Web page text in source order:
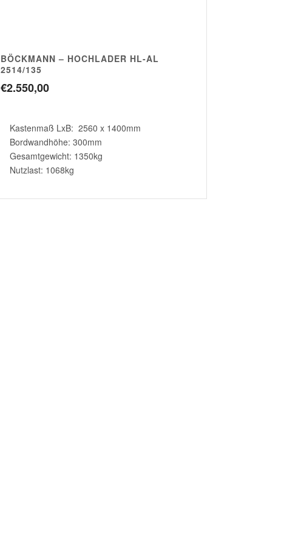
BÖCKMANN – HOCHLADER HL-AL
2514/135
€2.550,00
Kastenmaß LxB: 2560 x 1400mm
Bordwandhöhe: 300mm
Gesamtgewicht: 1350kg
Nutzlast: 1068kg